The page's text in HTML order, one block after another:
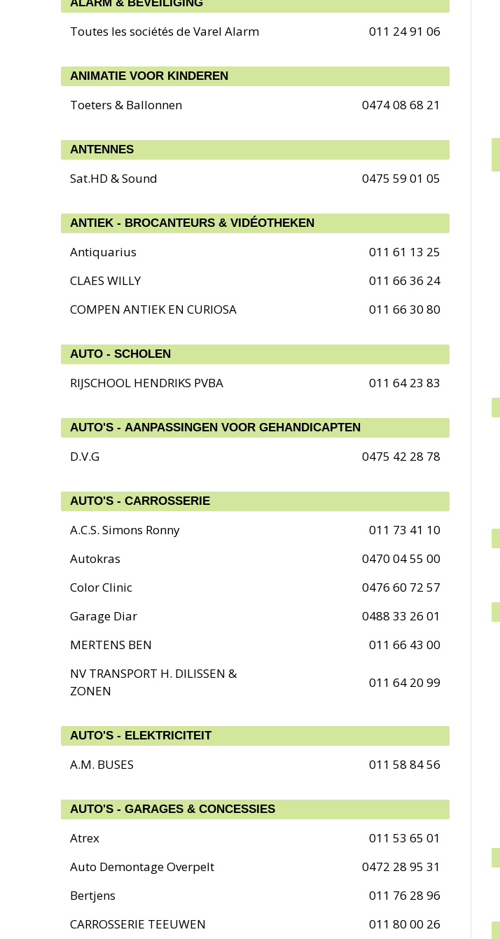
Toutes les sociétés de Varel Alarm 011 24 91 06
ANIMATIE VOOR KINDEREN
Toeters & Ballonnen 0474 08 68 21
ANTENNES
Sat.HD & Sound 0475 59 01 05
ANTIEK - BROCANTEURS & VIDÉOTHEKEN
Antiquarius
011 61 13 25
CLAES WILLY
011 66 36 24
COMPEN ANTIEK EN CURIOSA
011 66 30 80
AUTO - SCHOLEN
RIJSCHOOL HENDRIKS PVBA 011 64 23 83
AUTO'S - AANPASSINGEN VOOR GEHANDICAPTEN
D.V.G 0475 42 28 78
AUTO'S - CARROSSERIE
A.C.S. Simons Ronny
011 73 41 10
Autokras
0470 04 55 00
Color Clinic
0476 60 72 57
Garage Diar
0488 33 26 01
MERTENS BEN
011 66 43 00
NV TRANSPORT H. DILISSEN &
ZONEN
011 64 20 99
AUTO'S - ELEKTRICITEIT
A.M. BUSES 011 58 84 56
AUTO'S - GARAGES & CONCESSIES
Atrex
011 53 65 01
Auto Demontage Overpelt
0472 28 95 31
Bertjens
011 76 28 96
CARROSSERIE TEEUWEN
011 80 00 26